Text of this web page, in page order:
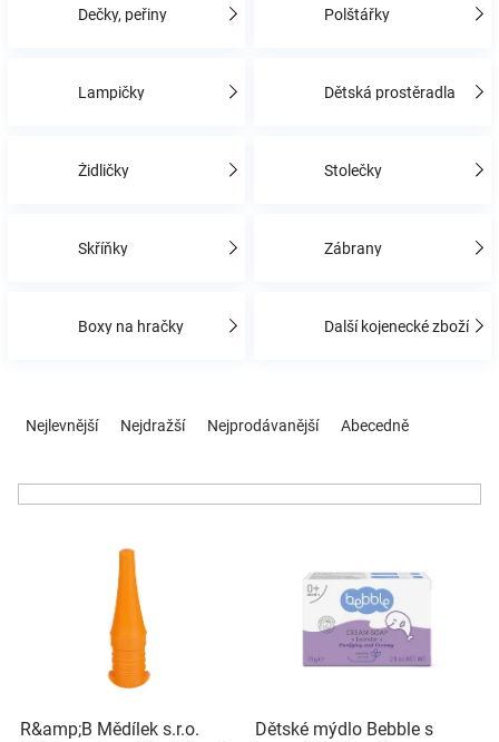
Těhotenské
Dečky, peřiny Polštářky
Lampičky Dětská prostěradla
Židličky Stolečky
Skříňky Zábrany
Boxy na hračky Další kojenecké zboží
ů
Nejlevnější Nejdražší Nejprodávanější Abecedně
oR&amp;B Mědílek s.r.o.
Dětské mýdlo Bebble s